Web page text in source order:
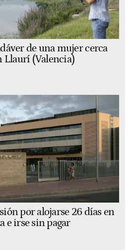
de una mujer cerca
Llaurí (Valencia)
por alojarse 26 días en
e irse sin pagar